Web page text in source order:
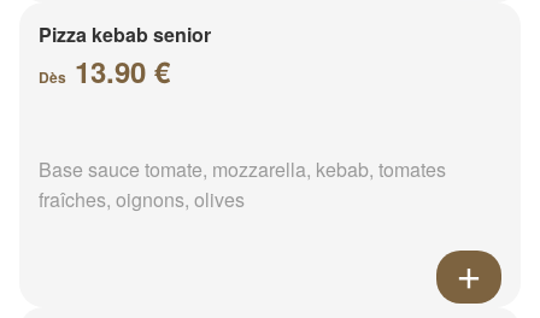
Pizza kebab senior
Dès 13.90 €
Base sauce tomate, mozzarella, kebab, tomates
fraîches, oignons, olives